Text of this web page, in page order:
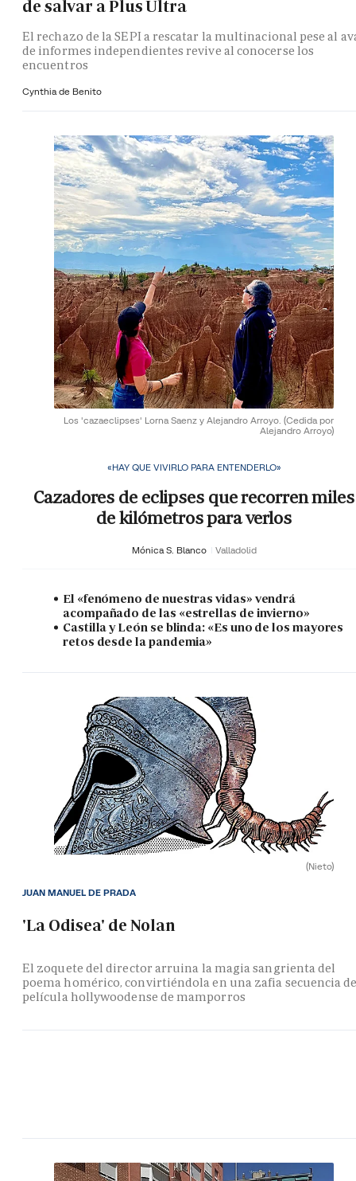
de salvar a Plus Ultra
El rechazo de la SEPI a rescatar la multinacional pese al
de informes independientes revive al conocerse los
encuentros
Cynthia de Benito
Los 'cazaeclipses' Lorna Saenz y Alejandro Arroyo. (Cedida por
Alejandro Arroyo)
«HAY QUE VIVIRLO PARA ENTENDERLO»
Cazadores de eclipses que recorren miles
de kilómetros para verlos
Mónica S. Blanco Valladolid
El «fenómeno de nuestras vidas» vendrá
acompañado de las «estrellas de invierno»
Castilla y León se blinda: «Es uno de los mayores
retos desde la pandemia»
(Nieto)
'La Odisea' de Nolan
El zoquete del director arruina la magia sangrienta del
poema homérico, convirtiéndola en una zafia secuencia
película hollywoodense de mamporros
JUAN MANUEL DE PRADA